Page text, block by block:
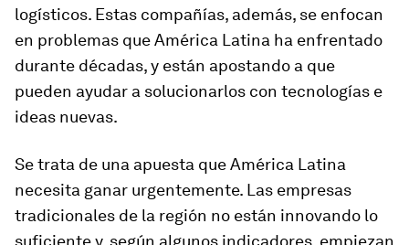
logísticos. Estas compañías, además, se enfocan
en problemas que América Latina ha enfrentado
durante décadas, y están apostando a que
pueden ayudar a solucionarlos con tecnologías e
ideas nuevas.
Se trata de una apuesta que América Latina
necesita ganar urgentemente. Las empresas
tradicionales de la región no están innovando lo
suficiente y, según algunos indicadores, empiezan